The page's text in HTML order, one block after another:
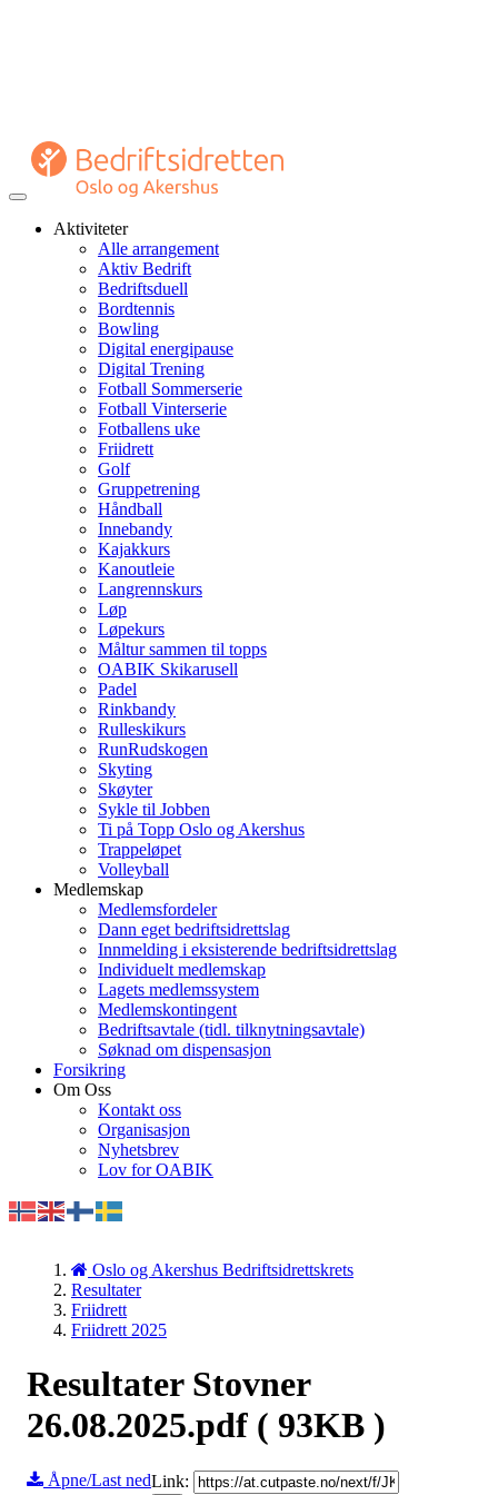
Veksle
navigasjonAktiviteter
Alle arrangement
Aktiv Bedrift
Bedriftsduell
Bordtennis
Bowling
Digital energipause
Digital Trening
Fotball Sommerserie
Fotball Vinterserie
Fotballens uke
Friidrett
Golf
Gruppetrening
Håndball
Innebandy
Kajakkurs
Kanoutleie
Langrennskurs
Løp
Løpekurs
Måltur sammen til topps
OABIK Skikarusell
Padel
Rinkbandy
Rulleskikurs
RunRudskogen
Skyting
Skøyter
Sykle til Jobben
Ti på Topp Oslo og Akershus
Trappeløpet
Volleyball
Medlemskap
Medlemsfordeler
Dann eget bedriftsidrettslag
Innmelding i eksisterende bedriftsidrettslag
Individuelt medlemskap
Lagets medlemssystem
Medlemskontingent
Bedriftsavtale (tidl. tilknytningsavtale)
Søknad om dispensasjon
Forsikring
Om Oss
Kontakt oss
Organisasjon
Nyhetsbrev
Lov for OABIK
Oslo og Akershus Bedriftsidrettskrets
Resultater
Friidrett
Friidrett 2025
Resultater Stovner
26.08.2025.pdf ( 93KB )
Åpne/Last nedLink: